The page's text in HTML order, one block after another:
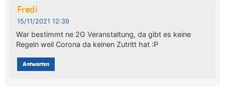
Fredi
15/11/2021 12:39
War bestimmt ne 2G Veranstaltung, da gibt es keine
Regeln weil Corona da keinen Zutritt hat :P
Antworten